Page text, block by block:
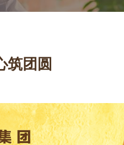
筑团圆